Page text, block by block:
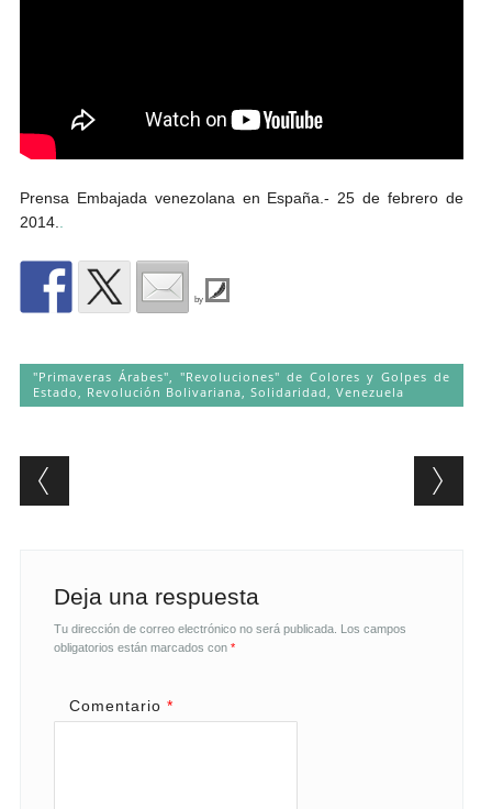
Prensa Embajada venezolana en España.- 25 de febrero de
2014.
by
"Primaveras Árabes", "Revoluciones" de Colores y Golpes de
Estado
Revolución Bolivariana Solidaridad Venezuela
Post navigation
Deja una respuesta
Tu dirección de correo electrónico no será publicada. Los campos
obligatorios están marcados con *
Comentario *